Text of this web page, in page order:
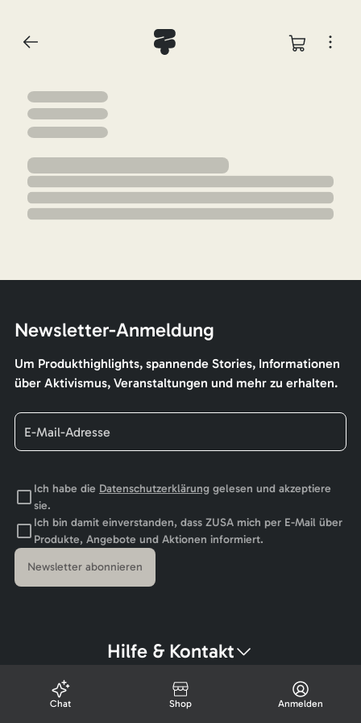
Newsletter-Anmeldung
Um Produkthighlights, spannende Stories, Informationen
über Aktivismus, Veranstaltungen und mehr zu erhalten.
Ich habe die Datenschutzerklärunggelesen und akzeptiere
sie.
Ich bin damit einverstanden, dass ZUSA mich per E-Mail über
Produkte, Angebote und Aktionen informiert.
Newsletter abonnieren
Hilfe & Kontakt
Chat Shop Anmelden